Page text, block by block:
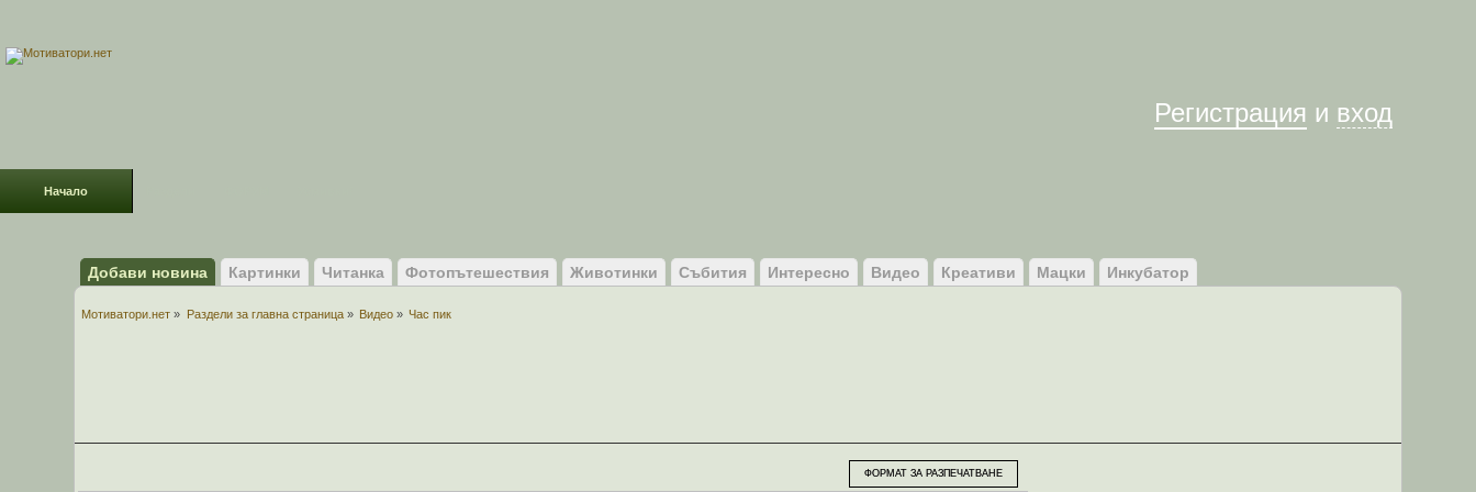
Регистрация и вход
Начало
Добави новина Картинки Читанка Фотопътешествия Животинки Събития Интересно Видео Креативи Мацки Инкубатор
Мотиватори.нет » Раздели за главна страница» Видео » Час пик
ФОРМАТ ЗА РАЗПЕЧАТВАНЕ